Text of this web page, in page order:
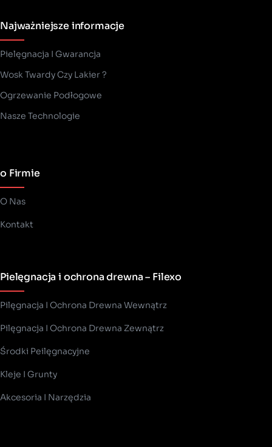
Najważniejsze informacje
Pielęgnacja I Gwarancja
Wosk Twardy Czy Lakier ?
­Ogrzewanie Podłogowe
Nasze Technologie
o Firmie
O Nas
Kontakt
Pielęgnacja i ochrona drewna – Filexo
Pilęgnacja I Ochrona Drewna Wewnątrz
Pilęgnacja I Ochrona Drewna Zewnątrz
Środki Peilęgnacyjne
Kleje I Grunty
Akcesoria I Narzędzia